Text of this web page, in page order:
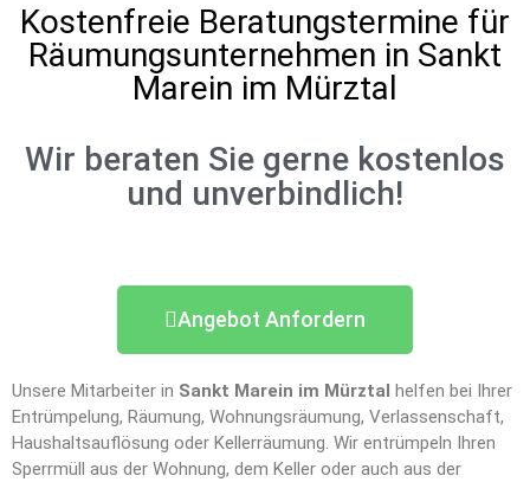
Kostenfreie Beratungstermine für
Räumungsunternehmen in Sankt
Marein im Mürztal
Wir beraten Sie gerne kostenlos
und unverbindlich!
Angebot Anfordern
Unsere Mitarbeiter in Sankt Marein im Mürztal helfen bei Ihrer
Entrümpelung, Räumung, Wohnungsräumung, Verlassenschaft,
Haushaltsauflösung oder Kellerräumung. Wir entrümpeln Ihren
Sperrmüll aus der Wohnung, dem Keller oder auch aus der